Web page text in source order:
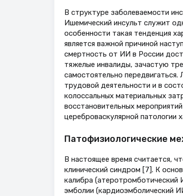
В структуре заболеваемости
Ишемический инсульт служит
особенности такая тенденция
является важной причиной
смертность от ИИ в России
тяжелые инвалиды, зачастую
самостоятельно
трудовой деятельности и в
колоссальных материальных
восстановительных
цереброваскулярной патологии
Патофизиологические
В настоящее время считается,
клинический синдром [7]. К
калибра (атеротромботический
эмболии (кардиоэмболический